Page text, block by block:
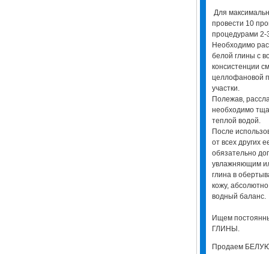
Для
провести 10
процедурами
Необходимо
белой глины с
консистенции
целлофановой
участки.
Полежав,
необходимо
теплой водой.
После
от всех других
обязательно
увлажняющим
глина в
кожу,
водный баланс.
Ищем
ГЛИНЫ.
Продаем